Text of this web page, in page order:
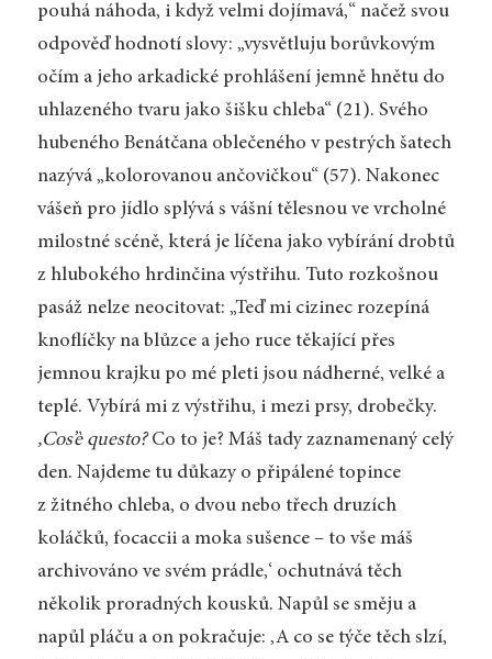
pouhá náhoda, i když velmi dojímavá,“ načež svou
odpověď hodnotí slovy: „vysvětluju borůvkovým
očím a jeho arkadické prohlášení jemně hnětu do
uhlazeného tvaru jako šišku chleba“ (21). Svého
hubeného Benátčana oblečeného v pestrých šatech
nazývá „kolorovanou ančovičkou“ (57). Nakonec
vášeň pro jídlo splývá s vášní tělesnou ve vrcholné
milostné scéně, která je líčena jako vybírání drobtů
z hlubokého hrdinčina výstřihu. Tuto rozkošnou
pasáž nelze neocitovat: „Teď mi cizinec rozepíná
knoflíčky na blůzce a jeho ruce těkající přes
jemnou krajku po mé pleti jsou nádherné, velké a
teplé. Vybírá mi z výstřihu, i mezi prsy, drobečky.
,Cos’è questo?Co to je? Máš tady zaznamenaný celý
den. Najdeme tu důkazy o připálené topince
z žitného chleba, o dvou nebo třech druzích
koláčků, focaccii a moka sušence – to vše máš
archivováno ve svém prádle,‘ ochutnává těch
několik proradných kousků. Napůl se směju a
napůl pláču a on pokračuje: ‚A co se týče těch slzí,